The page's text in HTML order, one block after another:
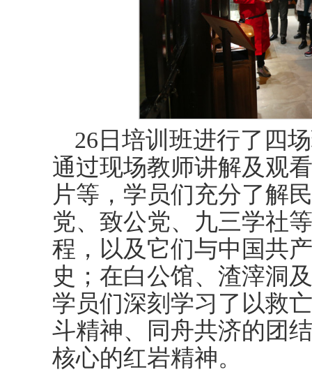
26日培训班进行了四
通过现场教师讲解及观
片等，学员们充分了解
党、致公党、九三学社
程，以及它们与中国共
史；在白公馆、渣滓洞
学员们深刻学习了以救
斗精神、同舟共济的团
核心的红岩精神。